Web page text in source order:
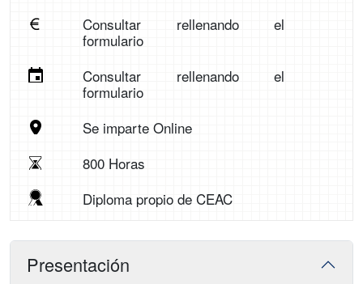
Consultar rellenando el
formulario
Consultar rellenando el
formulario
Se imparte Online
800 Horas
Diploma propio de CEAC
Presentación